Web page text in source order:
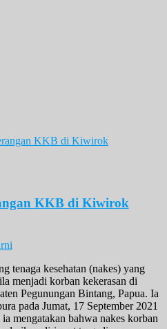
KKB di Kiwirok
tenaga kesehatan (nakes) yang
menjadi korban kekerasan di
Pegunungan Bintang, Papua. Ia
pada Jumat, 17 September 2021
mengatakan bahwa nakes korban